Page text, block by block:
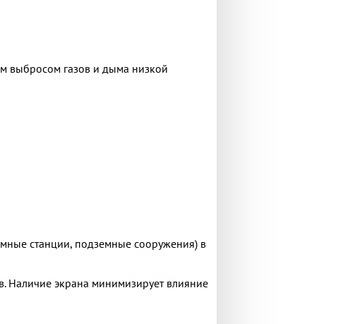
выбросом газов и дыма низкой
станции, подземные сооружения) в
Наличие экрана минимизирует влияние